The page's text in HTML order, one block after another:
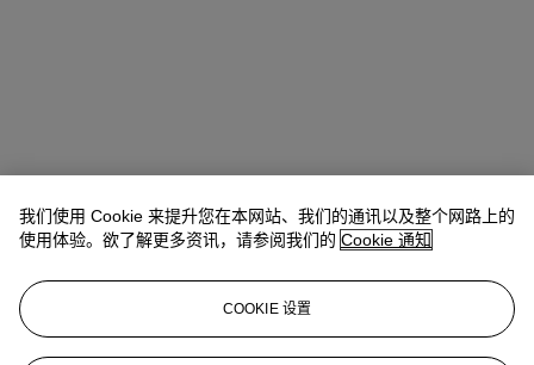
我们使用 Cookie 来提升您在本网站、我们的通讯以及整个网路上的
使用体验。欲了解更多资讯，请参阅我们的 Cookie 通知
COOKIE 设置